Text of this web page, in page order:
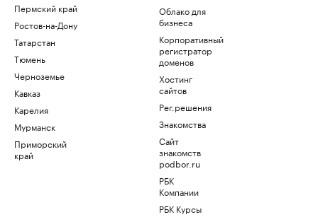
Пермский край
Ростов-на-Дону
Татарстан
Тюмень
Черноземье
Кавказ
Карелия
Мурманск
Приморский
край
Облако для
бизнеса
Корпоративный
регистратор
доменов
Хостинг
сайтов
Рег.решения
Знакомства
Сайт
знакомств
podbor.ru
РБК
Компании
РБК Курсы